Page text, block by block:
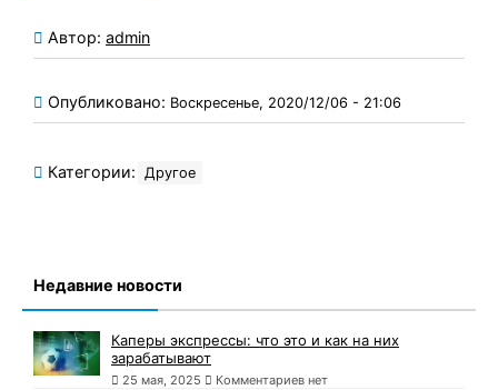
Автор: admin
Опубликовано: Воскресенье, 2020/12/06 - 21:06
Категории: Другое
Недавние новости
Каперы экспрессы: что это и как на них
зарабатывают
25 мая, 2025 Комментариев нет